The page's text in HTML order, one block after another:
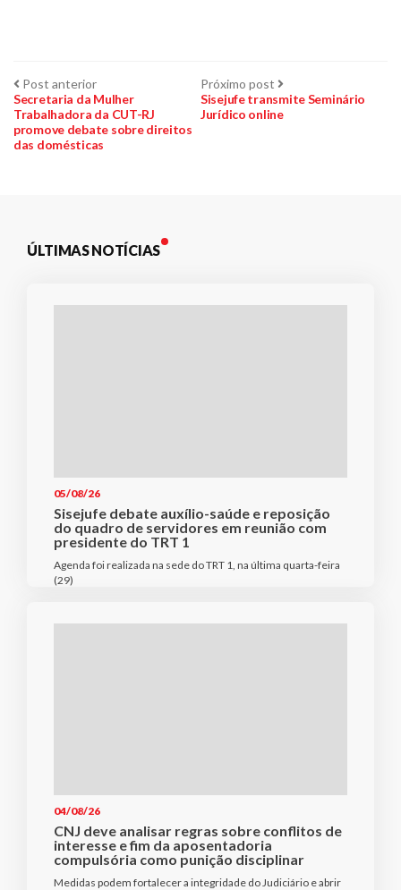
Navegação
de
Post
Post anteriorPost
anterior:
Secretaria da Mulher
Trabalhadora da CUT-RJ
promove debate sobre direitos
das domésticas
Próximo post Próximo
post:
Sisejufe transmite Seminário
Jurídico online
ÚLTIMAS NOTÍCIAS
05/08/26
Sisejufe debate auxílio-saúde e reposição
do quadro de servidores em reunião com
presidente do TRT 1
Agenda foi realizada na sede do TRT 1, na última quarta-feira
(29)
04/08/26
CNJ deve analisar regras sobre conflitos de
interesse e fim da aposentadoria
compulsória como punição disciplinar
Medidas podem fortalecer a integridade do Judiciário e abrir